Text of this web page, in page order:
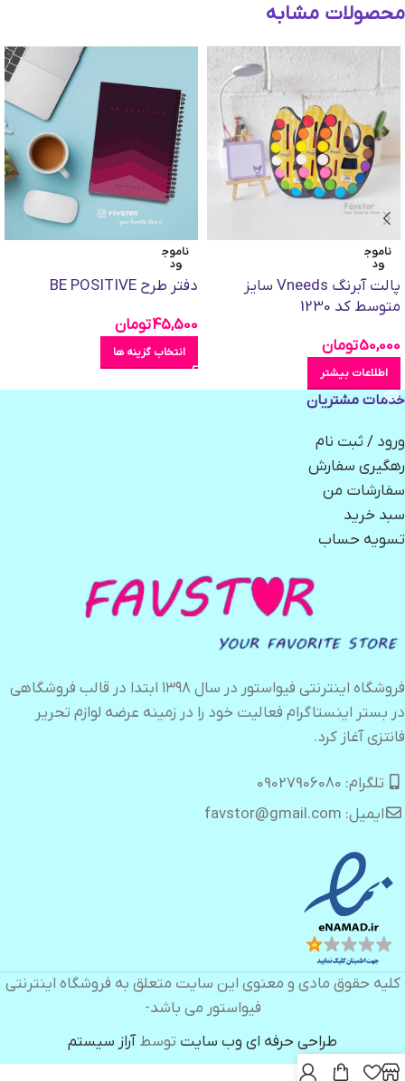
محصولات مشابه
ناموج
ود
پالت آبرنگ Vneeds سایز
متوسط کد 1230
50,000تومان
اطلاعات بیشتر
ناموج
ود
دفتر طرح BE POSITIVE
45,500تومان
انتخاب گزینه ها
خدمات مشتریان
ورود / ثبت نام
رهگیری سفارش
سفارشات من
سبد خرید
تسویه حساب
فروشگاه اینترنتی فیواستور در سال ۱۳۹۸ ابتدا در قالب فروشگاهی
در بستر اینستاگرام فعالیت خود را در زمینه عرضه لوازم تحریر
فانتزی آغاز کرد.
تلگرام: 09027906080
ایمیل: favstor@gmail.com
کلیه حقوق مادی و معنوی این سایت متعلق به فروشگاه اینترنتی
فیواستور می باشد-
طراحی حرفه ای وب سایت توسطآراز سیستم